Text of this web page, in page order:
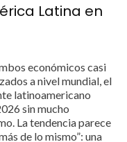
Latina en
económicos casi
a nivel mundial, el
latinoamericano
sin mucho
La tendencia parece
de lo mismo”: una